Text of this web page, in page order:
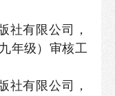
社有限公司，
年级）审核工
社有限公司，